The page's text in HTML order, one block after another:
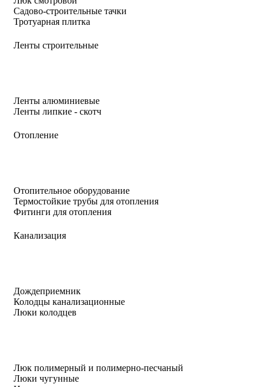
Садово-строительные тачки
Тротуарная плитка
Ленты строительные
Ленты алюминиевые
Ленты липкие - скотч
Отопление
Отопительное оборудование
Термостойкие трубы для отопления
Фитинги для отопления
Канализация
Дождеприемник
Колодцы канализационные
Люки колодцев
Люк полимерный и полимерно-песчаный
Люки чугунные